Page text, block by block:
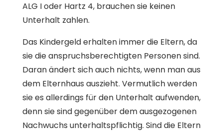
ALG I oder Hartz 4, brauchen sie keinen
Unterhalt zahlen.
Das Kindergeld erhalten immer die Eltern, da
sie die anspruchsberechtigten Personen sind.
Daran ändert sich auch nichts, wenn man aus
dem Elternhaus auszieht. Vermutlich werden
sie es allerdings für den Unterhalt aufwenden,
denn sie sind gegenüber dem ausgezogenen
Nachwuchs unterhaltspflichtig. Sind die Eltern